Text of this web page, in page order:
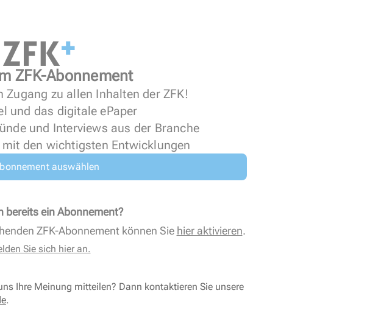
ZFK-Abonnement
zu allen Inhalten der ZFK!
und das digitale ePaper
und Interviews aus der Branche
den wichtigsten Entwicklungen
auswählen
bereits ein Abonnement?
ZFK-Abonnement können Sie hier aktivieren.
Sie sich hier an.
Ihre Meinung mitteilen? Dann kontaktieren Sie unsere
.